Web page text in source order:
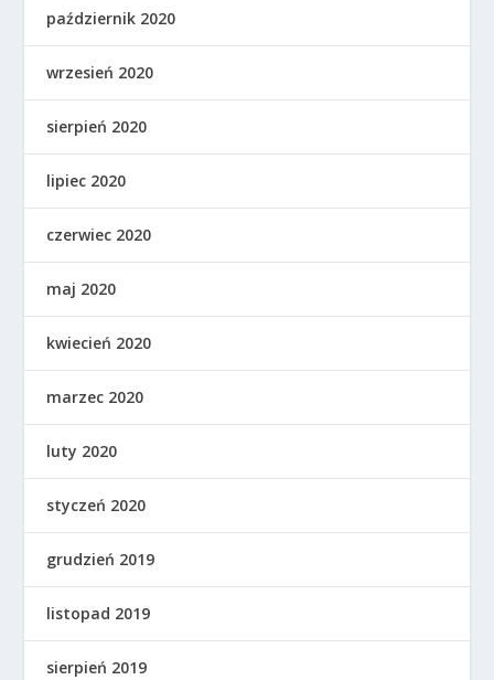
październik 2020
wrzesień 2020
sierpień 2020
lipiec 2020
czerwiec 2020
maj 2020
kwiecień 2020
marzec 2020
luty 2020
styczeń 2020
grudzień 2019
listopad 2019
sierpień 2019